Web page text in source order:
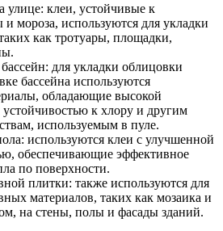
улице: клеи, устойчивые к
мороза, используются для укладки
как тротуары, площадки,
для укладки облицовки
бассейна используются
обладающие высокой
к хлору и другим
используемым в пуле.
используются клеи с улучшенной
обеспечивающие эффективное
по поверхности.
плитки: также используются для
материалов, таких как мозаика и
на стены, полы и фасады зданий.